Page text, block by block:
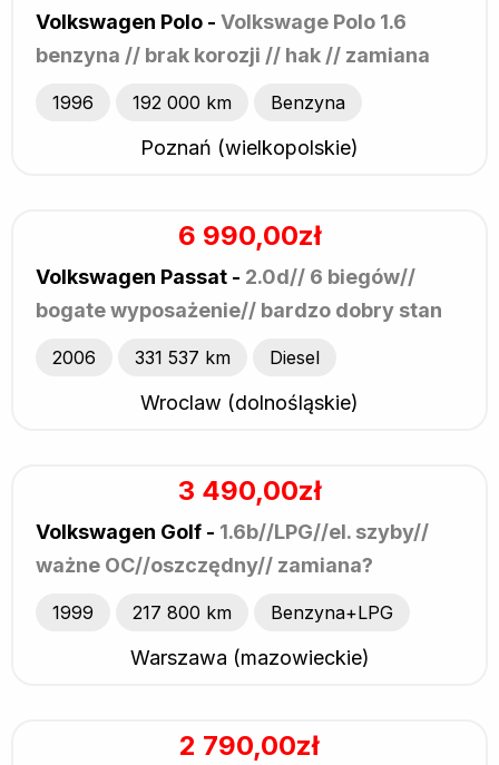
Volkswagen Polo - Volkswage Polo 1.6
benzyna // brak korozji // hak // zamiana
1996 192 000 km Benzyna
Poznań (wielkopolskie)
6 990,00zł
Volkswagen Passat - 2.0d// 6 biegów//
bogate wyposażenie// bardzo dobry stan
2006 331 537 km Diesel
Wroclaw (dolnośląskie)
3 490,00zł
Volkswagen Golf - 1.6b//LPG//el. szyby//
ważne OC//oszczędny// zamiana?
1999 217 800 km Benzyna+LPG
Warszawa (mazowieckie)
2 790,00zł